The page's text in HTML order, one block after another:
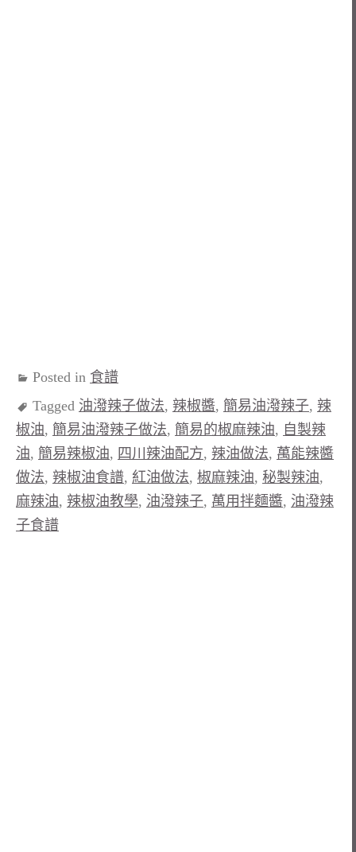
Posted in 食譜
Tagged 油潑辣子做法, 辣椒醬, 簡易油潑辣子, 辣
椒油, 簡易油潑辣子做法, 簡易的椒麻辣油, 自製辣
油, 簡易辣椒油, 四川辣油配方, 辣油做法, 萬能辣醬
做法, 辣椒油食譜, 紅油做法, 椒麻辣油, 秘製辣油,
麻辣油, 辣椒油教學, 油潑辣子, 萬用拌麵醬, 油潑辣
子食譜